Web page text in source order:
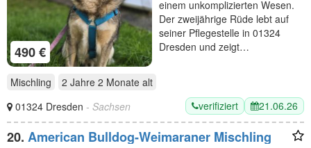
490 €
einem unkomplizierten Wesen.
Der zweijährige Rüde lebt auf
seiner Pflegestelle in 01324
Dresden und zeigt…
Mischling 2 Jahre 2 Monate alt
01324 Dresden - Sachsen verifiziert 21.06.26
20. American Bulldog-Weimaraner Mischling